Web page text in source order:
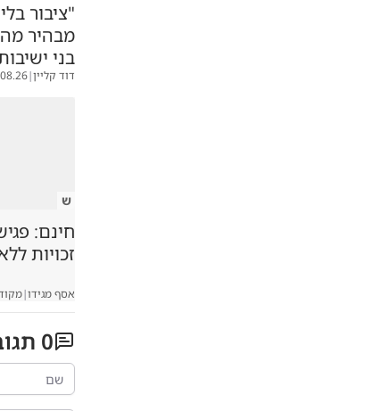
"ציבור
מבהיר מה
בני
דוד קליין|
ש
חינם:
זכויות
אסף מגידו|
0